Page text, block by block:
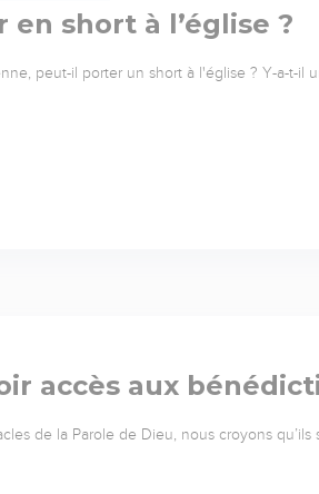
en short à l’église ?
peut-il porter un short à l'église ? Y-a-t-il
accès aux
de la Parole de Dieu, nous croyons